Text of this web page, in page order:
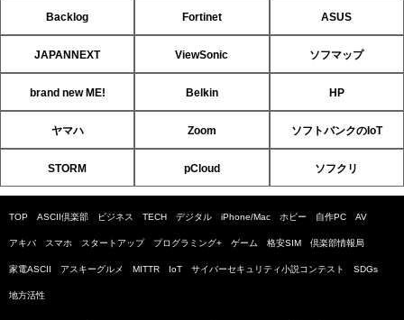
Backlog Fortinet ASUS
JAPANNEXT ViewSonic ソフマップ
brand new ME! Belkin HP
ヤマハ Zoom ソフトバンクのIoT
STORM pCloud ソフクリ
TOP ASCII倶楽部 ビジネス TECH デジタル iPhone/Mac ホビー 自作PC AV
アキバ スマホ スタートアップ プログラミング+ ゲーム 格安SIM 倶楽部情報局
家電ASCII アスキーグルメ MITTR IoT サイバーセキュリティ小説コンテスト SDGs
地方活性